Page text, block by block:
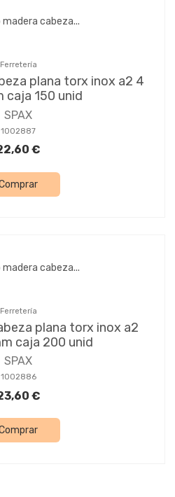
Ferretería
plana torx inox a2 4
caja 150 unid
SPAX
1002887
€
Ferretería
plana torx inox a2
caja 200 unid
SPAX
1002886
€